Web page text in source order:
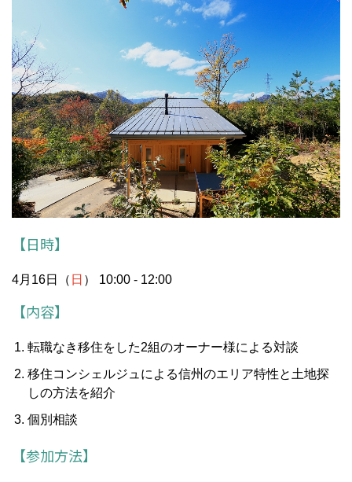
【日時】
4月16日（ 日 ） 10:00 - 12:00
【内容】
転職なき移住をした2組のオーナー様による対談
移住コンシェルジュによる信州のエリア特性と土地探
しの方法を紹介
個別相談
【参加方法】